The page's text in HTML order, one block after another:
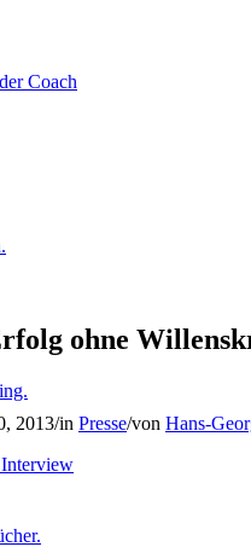
ohne
2013/in Presse/von Hans-